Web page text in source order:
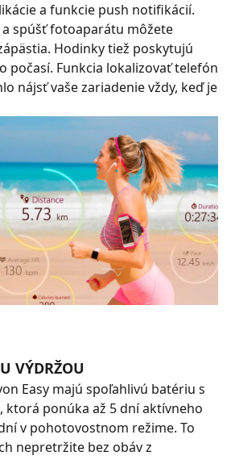
a funkcie push notifikácií.
spúšť fotoaparátu môžete
Hodinky tiež poskytujú
počasí. Funkcia lokalizovať telefón
nájsť vaše zariadenie vždy, keď je
VÝDRŽOU
Easy majú spoľahlivú batériu s
ktorá ponúka až 5 dní aktívneho
v pohotovostnom režime. To
nepretržite bez obáv z